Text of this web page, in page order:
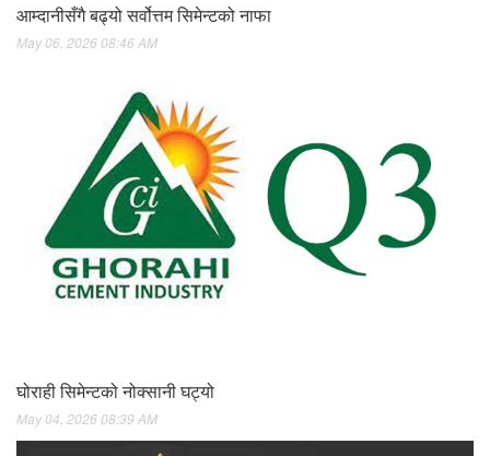
आम्दानीसँगै बढ्यो सर्वोत्तम सिमेन्टको नाफा
May 06, 2026 08:46 AM
घोराही सिमेन्टको नोक्सानी घट्यो
May 04, 2026 08:39 AM